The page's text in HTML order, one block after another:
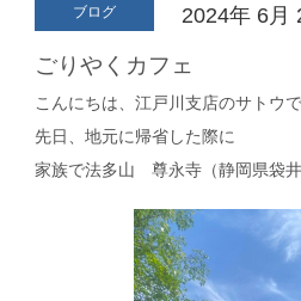
2024年 6月
ブログ
ごりやくカフェ
こんにちは、江戸川支店のサトウで
先日、地元に帰省した際に
家族で法多山 尊永寺（静岡県袋井